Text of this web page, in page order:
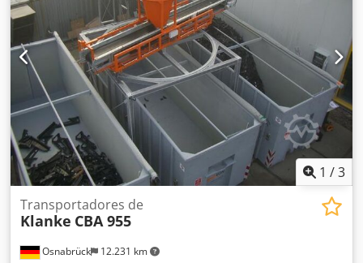
requisitos.
1 /3
Osnabrück 12.231 km
Transportadores de
Klanke CBA 955